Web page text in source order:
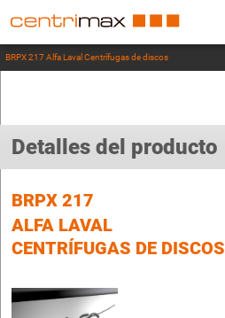
BRPX 217 Alfa Laval Centrífugas de discos
Detalles del producto
BRPX 217
ALFA LAVAL
CENTRÍFUGAS DE DISCOS